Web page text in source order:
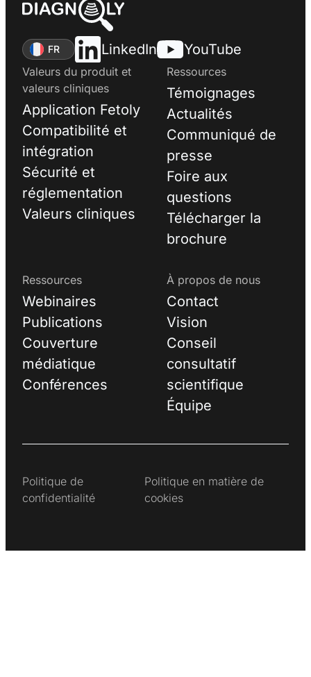
FR LinkedIn YouTube
Valeurs du produit et
valeurs cliniques
Application Fetoly
Compatibilité et
intégration
Sécurité et
réglementation
Valeurs cliniques
Ressources
Témoignages
Actualités
Communiqué de
presse
Foire aux
questions
Télécharger la
brochure
Ressources
Webinaires
Publications
Couverture
médiatique
Conférences
À propos de nous
Contact
Vision
Conseil
consultatif
scientifique
Équipe
Politique de
confidentialité
Politique en matière de
cookies